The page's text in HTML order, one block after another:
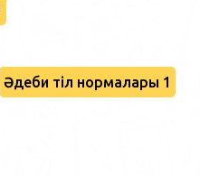
Әдеби тіл нормалары 1